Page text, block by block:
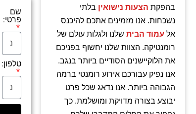
בהפקת הצעות נישואין בלתי
נשכחות. אנו מזמינים אתכם להיכנס
אל עמוד הבית שלנו ולגלות עולם של
רומנטיקה. הצוות שלנו יחשוף בפניכם
את הלוקיישנים הסודיים ביותר בנגב.
אנו נפיק עבורכם אירוע רומנטי ברמה
הגבוהה ביותר. אנו נדאג שכל פרט
יבוצע בצורה מדויקת ומושלמת. כך
שם
פרטי:
טלפון: